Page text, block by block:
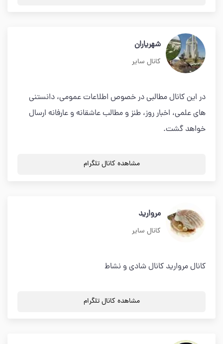
شهریاران
کانال سایر
در این کانال مطالبی در خصوص اطلاعات عمومی، دانستنی
های علمی، اخبار روز، طنز و مطالب عاشقانه و عارفانه ارسال
خواهد گشت.
مشاهده کانال تلگرام
مروارید
کانال سایر
کانال مروارید کانال شادی و نشاط
مشاهده کانال تلگرام